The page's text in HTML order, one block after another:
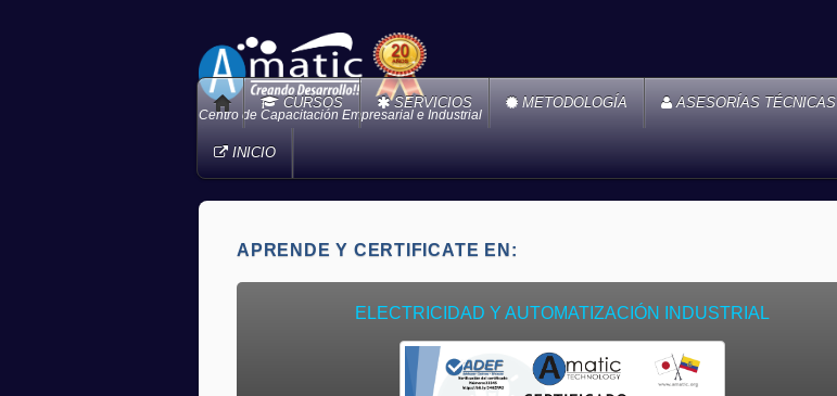
Centro de Capacitación Empresarial e Industrial
CURSOS SERVICIOS METODOLOGÍA ASESORÍAS TÉCNICAS
INICIO
APRENDE Y CERTIFICATE EN:
ELECTRICIDAD Y AUTOMATIZACIÓN INDUSTRIAL